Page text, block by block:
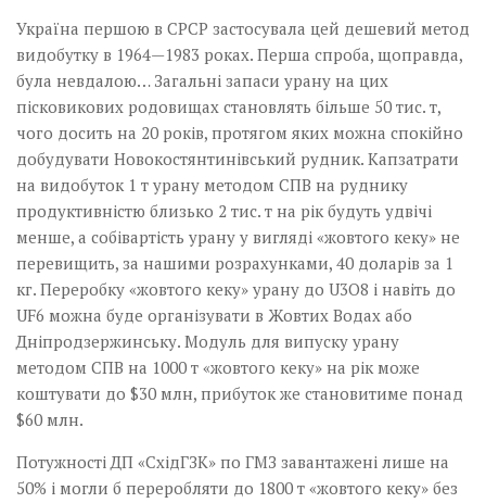
Україна першою в СРСР застосувала цей дешевий метод
видобутку в 1964—1983 роках. Перша спроба, щоправда,
була невдалою… Загальні запаси урану на цих
пісковикових родовищах становлять більше 50 тис. т,
чого досить на 20 років, протягом яких можна спокійно
добудувати Новокостянтинівський рудник. Капзатрати
на видобуток 1 т урану методом СПВ на руднику
продуктивністю близько 2 тис. т на рік будуть удвічі
менше, а собівартість урану у вигляді «жовтого кеку» не
перевищить, за нашими розрахунками, 40 доларів за 1
кг. Переробку «жовтого кеку» урану до U3O8 і навіть до
UF6 можна буде організувати в Жовтих Водах або
Дніпродзержинську. Модуль для випуску урану
методом СПВ на 1000 т «жовтого кеку» на рік може
коштувати до $30 млн, прибуток же становитиме понад
$60 млн.
Потужності ДП «СхідГЗК» по ГМЗ завантажені лише на
50% і могли б переро­­б­­ляти до 1800 т «жовтого кеку» без